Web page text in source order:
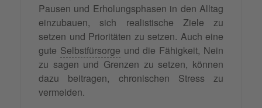
Pausen und Erholungsphasen in den Alltag
einzubauen, sich realistische Ziele zu
setzen und Prioritäten zu setzen. Auch eine
gute Selbstfürsorge und die Fähigkeit, Nein
zu sagen und Grenzen zu setzen, können
dazu beitragen, chronischen Stress zu
vermeiden.